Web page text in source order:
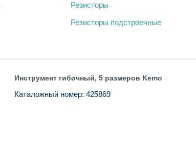
Резисторы
Резисторы подстроечные
Инструмент гибочный, 5 размеров Kemo
Каталожный номер: 425869